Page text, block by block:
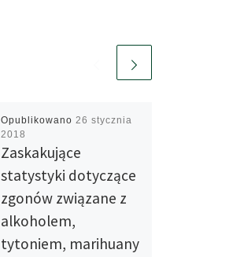
Opublikowano 26 stycznia
2018
Zaskakujące
statystyki dotyczące
zgonów związane z
alkoholem,
tytoniem, marihuany